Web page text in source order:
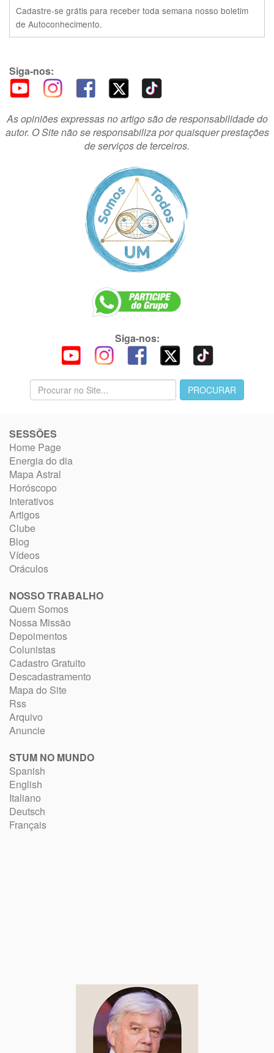
Cadastre-se grátis para receber toda semana nosso boletim
de Autoconhecimento.
Siga-nos:
As opiniões expressas no artigo são de responsabilidade do
autor. O Site não se responsabiliza por quaisquer prestações
de serviços de terceiros.
Siga-nos:
SESSÕES
Home Page
Energia do dia
Mapa Astral
Horóscopo
Interativos
Artigos
Clube
Blog
Vídeos
Oráculos
NOSSO TRABALHO
Quem Somos
Nossa Missão
Depoimentos
Colunistas
Cadastro Gratuito
Descadastramento
Mapa do Site
Rss
Arquivo
Anuncie
STUM NO MUNDO
Spanish
English
Italiano
Deutsch
Français